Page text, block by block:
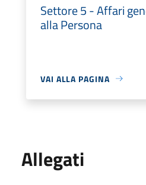
Settore 5 - Affari
alla Persona
VAI ALLA PAGINA
Allegati